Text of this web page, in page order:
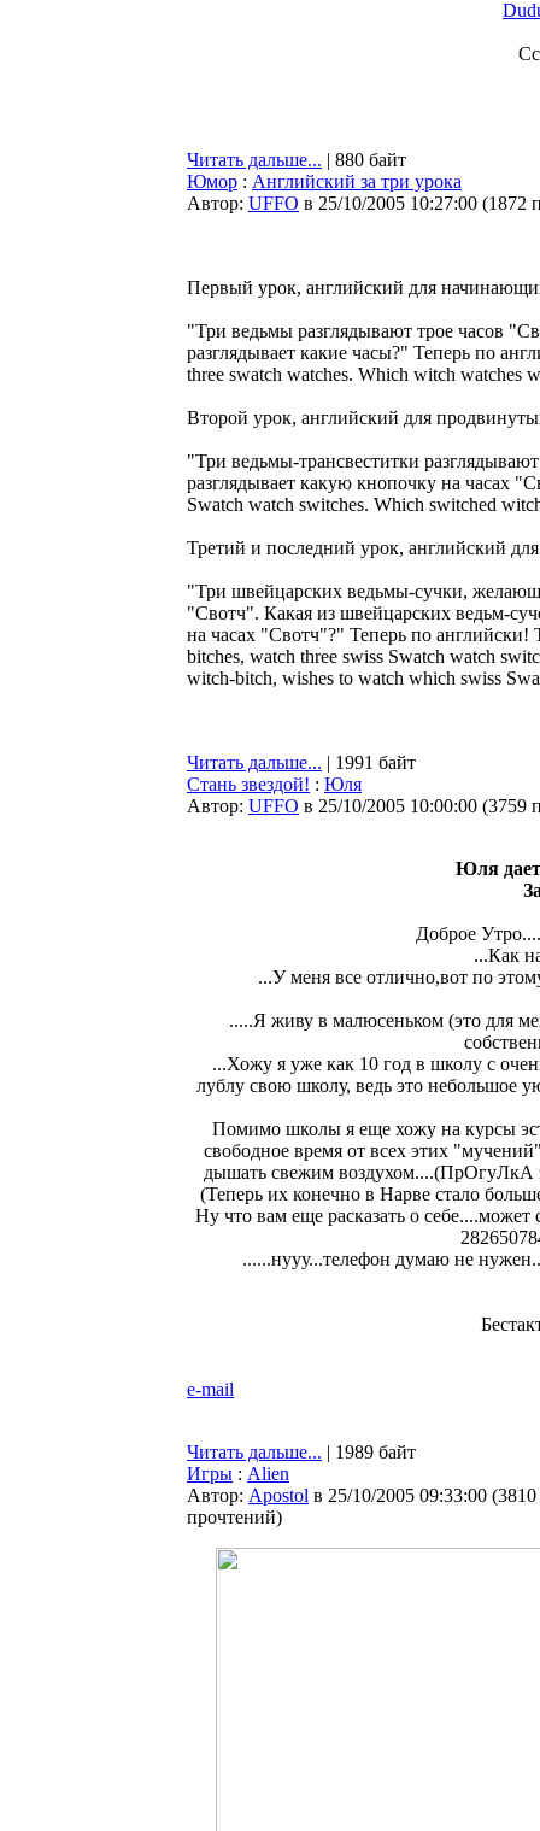
Читать дальше... | 880 байт
Юмор : Английский за три урока
Автор: UFFO в 25/10/2005 10:27:00 (1872
Первый урок, английский для
"Три ведьмы разглядывают трое часов
разглядывает какие часы?" Теперь по
three swatch watches. Which witch watches
Второй урок, английский для
"Три ведьмы-трансвеститки
разглядывает какую кнопочку на часах
Swatch watch switches. Which switched
Третий и последний урок, английский
"Три швейцарских ведьмы-сучки,
"Свотч". Какая из швейцарских ведьм-
на часах "Свотч"?" Теперь по английски!
bitches, watch three swiss Swatch watch
witch-bitch, wishes to watch which swiss
Читать дальше... | 1991 байт
Стань звездой! : Юля
Автор: UFFO в 25/10/2005 10:00:00 (3759
Юля
Доброе
...Как
...У меня все отлично,вот по
.....Я живу в малюсеньком (это для
...Хожу я уже как 10 год в школу с
лублу свою школу, ведь это небольшое
Помимо школы я еще хожу на курсы
свободное время от всех этих
дышать свежим воздухом....(ПрОгуЛкА
(Теперь их конечно в Нарве стало
Ну что вам еще расказать о
......нууу...телефон думаю не
e-mail
Читать дальше... | 1989 байт
Игры : Alien
Автор: Apostol в 25/10/2005 09:33:00 (3810
прочтений)